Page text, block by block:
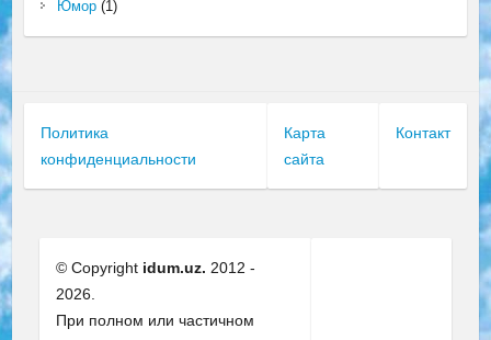
Юмор(1)
Политика
конфиденциальности
Карта
сайта
Контакт
© Copyright idum.uz. 2012 -
2026.
При полном или частичном